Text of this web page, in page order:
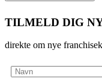
TILMELD DIG
direkte om nye